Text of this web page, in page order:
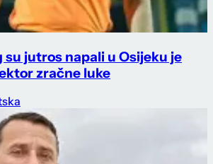
su jutros napali u Osijeku je
zračne luke